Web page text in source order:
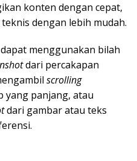
konten dengan cepat,
dengan lebih mudah.
menggunakan bilah
dari percakapan
scrolling
yang panjang, atau
dari gambar atau teks